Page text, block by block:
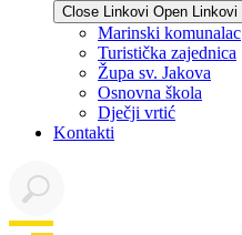
Close Linkovi Open Linkovi
Marinski komunalac
Turistička zajednica
Župa sv. Jakova
Osnovna škola
Dječji vrtić
Kontakti